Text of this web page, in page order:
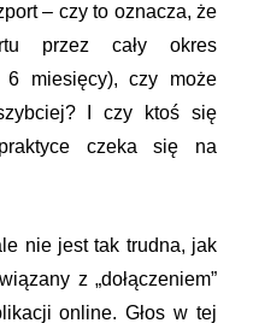
– czy to oznacza, że
przez cały okres
6 miesięcy), czy może
I czy ktoś się
czeka się na
nie jest tak trudna, jak
z „dołączeniem”
online.Głos w tej